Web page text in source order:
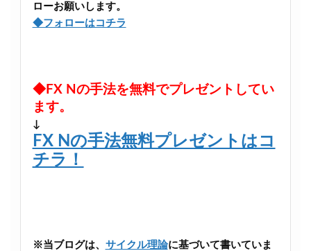
ローお願いします。
◆フォローはコチラ
◆FX Nの手法を無料でプレゼントしてい
ます。
↓
FX Nの手法無料プレゼントはコ
チラ！
※当ブログは、 サイクル理論に基づいて書いていま